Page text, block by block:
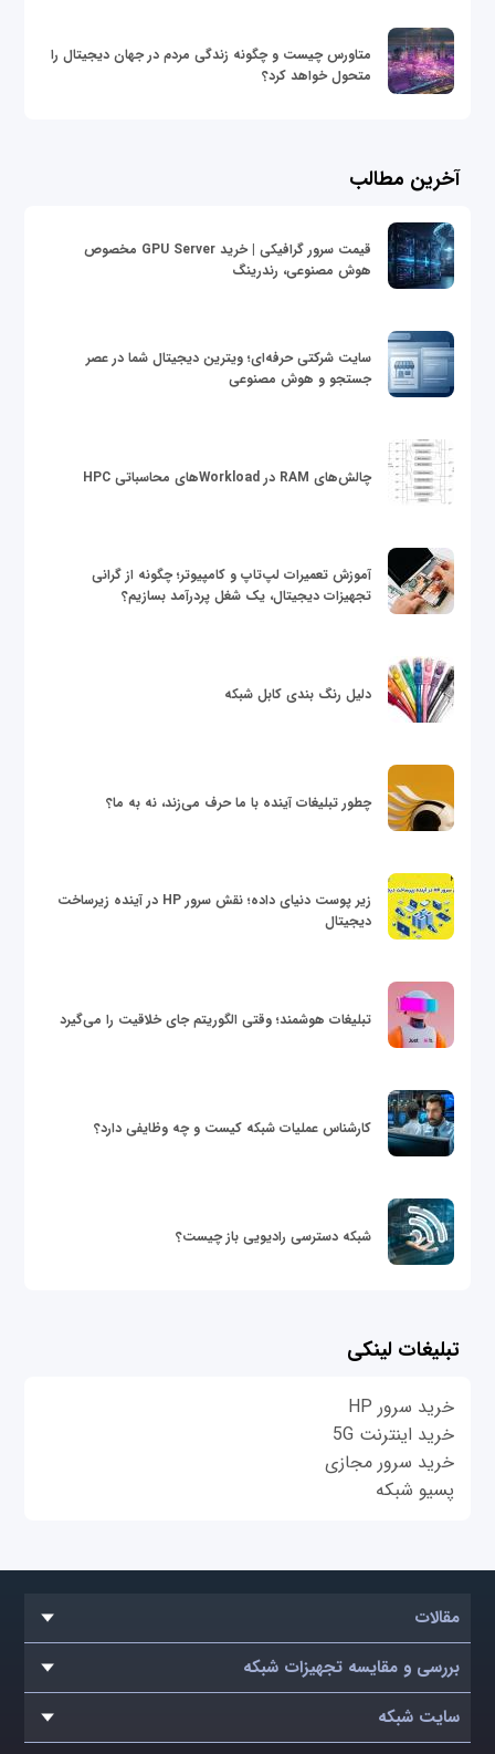
متاورس چیست و چگونه زندگی مردم در جهان دیجیتال را
متحول خواهد کرد؟
آخرین مطالب
قیمت سرور گرافیکی | خرید GPU Server مخصوص
هوش مصنوعی، رندرینگ
سایت شرکتی حرفه‌ای؛ ویترین دیجیتال شما در عصر
جستجو و هوش مصنوعی
چالش‌های RAM در Workloadهای محاسباتی HPC
آموزش تعمیرات لپ‌تاپ و کامپیوتر؛ چگونه از گرانی
تجهیزات دیجیتال، یک شغل پردرآمد بسازیم؟
دلیل رنگ بندی کابل شبکه
چطور تبلیغات آینده با ما حرف می‌زند، نه به ما؟
زیر پوست دنیای داده؛ نقش سرور HP در آینده زیرساخت
دیجیتال
تبلیغات هوشمند؛ وقتی الگوریتم جای خلاقیت را می‌گیرد
کارشناس عملیات شبکه کیست و چه وظایفی دارد؟
شبکه دسترسی رادیویی باز چیست؟
تبلیغات لینکی
خرید سرور HP
خرید اینترنت 5G
خرید سرور مجازی
پسیو شبکه
مقالات
بررسی و مقایسه تجهیزات شبکه
سایت شبکه